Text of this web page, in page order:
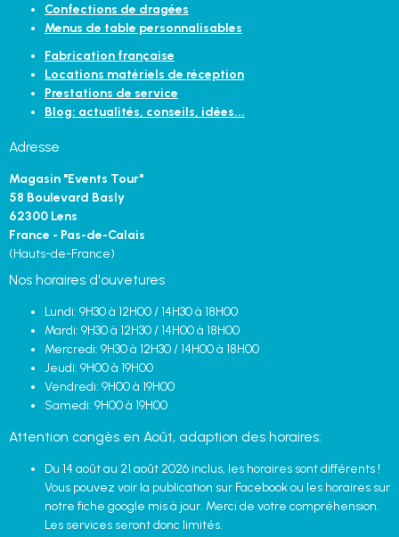
Confections de dragées
Menus de table personnalisables
Fabrication française
Locations matériels de réception
Prestations de service
Blog: actualités, conseils, idées...
Adresse
Magasin "Events Tour"
58 Boulevard Basly
62300 Lens
France - Pas-de-Calais
(Hauts-de-France)
Nos horaires d'ouvetures
Lundi: 9H30 à 12H00 / 14H30 à 18H00
Mardi: 9H30 à 12H30 / 14H00 à 18H00
Mercredi: 9H30 à 12H30 / 14H00 à 18H00
Jeudi: 9H00 à 19H00
Vendredi: 9H00 à 19H00
Samedi: 9H00 à 19H00
Attention congès en Août, adaption des horaires:
Du 14 août au 21 août 2026 inclus, les horaires sont différents !
Vous pouvez voir la publication sur Facebook ou les horaires sur
notre fiche google mis à jour. Merci de votre compréhension.
Les services seront donc limités.